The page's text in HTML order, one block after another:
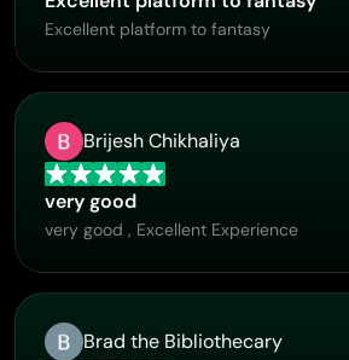
Excellent platform to fantasy
Brijesh Chikhaliya
very good
very good , Excellent Experience
Brad the Bibliothecary